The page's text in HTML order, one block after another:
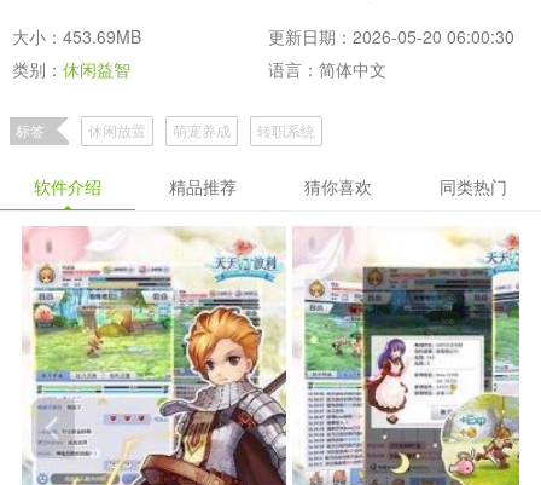
大小：453.69MB
更新日期：2026-05-20 06:00:30
类别： 休闲益智 语言：简体中文
标签 休闲放置 萌宠养成 转职系统
软件介绍 精品推荐 猜你喜欢 同类热门